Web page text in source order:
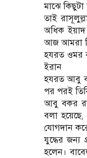
মাঝে
তাই
অধিক ইয়াদ
আজ আমরা
হযরত ওমর
ইরান
হযরত আবু
পর পরই
আবু বকর
বলা
যোগদান
যুদ্ধের জন্য
হলেন।